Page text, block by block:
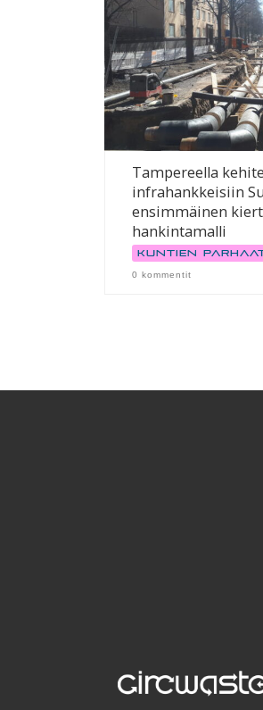
Tampereella
infrahankkeisiin
ensimmäinen
hankintamalli
Kuntien
0 kommentit